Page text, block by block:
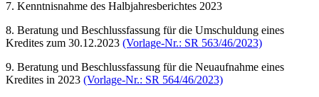
7. Kenntnisnahme des Halbjahresberichtes 2023
8. Beratung und Beschlussfassung für die Umschuldung eines
Kredites zum 30.12.2023 (Vorlage-Nr.: SR 563/46/2023)
9. Beratung und Beschlussfassung für die Neuaufnahme eines
Kredites in 2023 (Vorlage-Nr.: SR 564/46/2023)